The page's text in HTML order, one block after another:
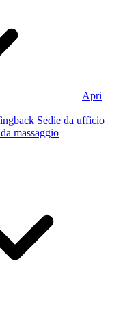
Apri
Sedie da ufficio
massaggio